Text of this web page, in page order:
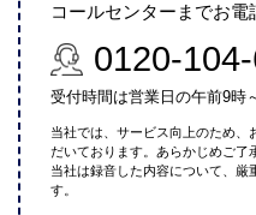
コールセンターまでお電
0120-
受付時間は営業日の午前9時
当社では、サービス向上のため、
だいております。あらかじめご了
当社は録音した内容について、厳
す。